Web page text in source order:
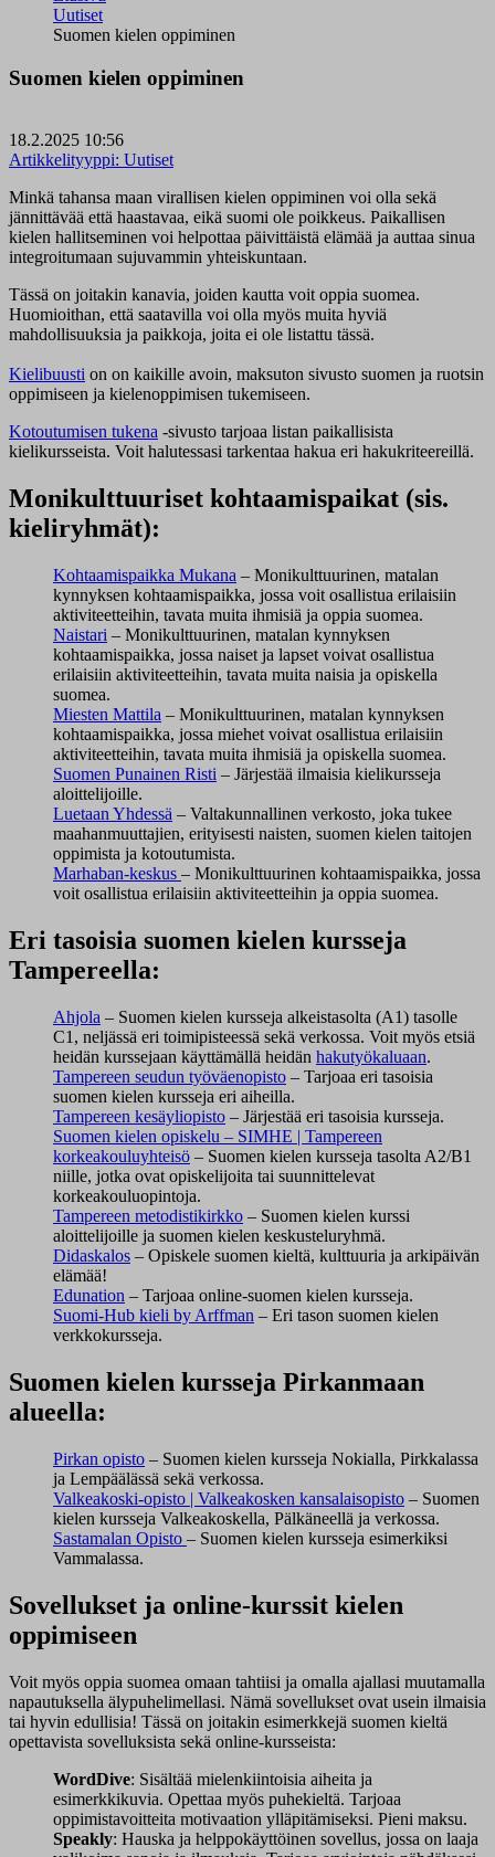
Uutiset
Suomen kielen oppiminen
Suomen kielen oppiminen
18.2.2025 10:56
Artikkelityyppi: Uutiset
Minkä tahansa maan virallisen kielen oppiminen voi olla sekä
jännittävää että haastavaa, eikä suomi ole poikkeus. Paikallisen
kielen hallitseminen voi helpottaa päivittäistä elämää ja auttaa sinua
integroitumaan sujuvammin yhteiskuntaan.
Tässä on joitakin kanavia, joiden kautta voit oppia suomea.
Huomioithan, että saatavilla voi olla myös muita hyviä
mahdollisuuksia ja paikkoja, joita ei ole listattu tässä.
Kielibuusti on on kaikille avoin, maksuton sivusto suomen ja ruotsin
oppimiseen ja kielenoppimisen tukemiseen.
Kotoutumisen tukena -sivusto tarjoaa listan paikallisista
kielikursseista. Voit halutessasi tarkentaa hakua eri hakukriteereillä.
Monikulttuuriset kohtaamispaikat (sis.
kieliryhmät):
Kohtaamispaikka Mukana – Monikulttuurinen, matalan
kynnyksen kohtaamispaikka, jossa voit osallistua erilaisiin
aktiviteetteihin, tavata muita ihmisiä ja oppia suomea.
Naistari – Monikulttuurinen, matalan kynnyksen
kohtaamispaikka, jossa naiset ja lapset voivat osallistua
erilaisiin aktiviteetteihin, tavata muita naisia ja opiskella
suomea.
Miesten Mattila – Monikulttuurinen, matalan kynnyksen
kohtaamispaikka, jossa miehet voivat osallistua erilaisiin
aktiviteetteihin, tavata muita ihmisiä ja opiskella suomea.
Suomen Punainen Risti – Järjestää ilmaisia kielikursseja
aloittelijoille.
Luetaan Yhdessä – Valtakunnallinen verkosto, joka tukee
maahanmuuttajien, erityisesti naisten, suomen kielen taitojen
oppimista ja kotoutumista.
Marhaban-keskus – Monikulttuurinen kohtaamispaikka, jossa
voit osallistua erilaisiin aktiviteetteihin ja oppia suomea.
Eri tasoisia suomen kielen kursseja
Tampereella:
Ahjola – Suomen kielen kursseja alkeistasolta (A1) tasolle
C1, neljässä eri toimipisteessä sekä verkossa. Voit myös etsiä
heidän kurssejaan käyttämällä heidän hakutyökaluaan.
Tampereen seudun työväenopisto – Tarjoaa eri tasoisia
suomen kielen kursseja eri aiheilla.
Tampereen kesäyliopisto – Järjestää eri tasoisia kursseja.
Suomen kielen opiskelu – SIMHE | Tampereen
korkeakouluyhteisö – Suomen kielen kursseja tasolta A2/B1
niille, jotka ovat opiskelijoita tai suunnittelevat
korkeakouluopintoja.
Tampereen metodistikirkko – Suomen kielen kurssi
aloittelijoille ja suomen kielen keskusteluryhmä.
Didaskalos – Opiskele suomen kieltä, kulttuuria ja arkipäivän
elämää!
Edunation – Tarjoaa online-suomen kielen kursseja.
Suomi-Hub kieli by Arffman – Eri tason suomen kielen
verkkokursseja.
Suomen kielen kursseja Pirkanmaan
alueella:
Pirkan opisto – Suomen kielen kursseja Nokialla, Pirkkalassa
ja Lempäälässä sekä verkossa.
Valkeakoski-opisto | Valkeakosken kansalaisopisto – Suomen
kielen kursseja Valkeakoskella, Pälkäneellä ja verkossa.
Sastamalan Opisto – Suomen kielen kursseja esimerkiksi
Vammalassa.
Sovellukset ja online-kurssit kielen
oppimiseen
Voit myös oppia suomea omaan tahtiisi ja omalla ajallasi muutamalla
napautuksella älypuhelimellasi. Nämä sovellukset ovat usein ilmaisia
tai hyvin edullisia! Tässä on joitakin esimerkkejä suomen kieltä
opettavista sovelluksista sekä online-kursseista:
WordDive: Sisältää mielenkiintoisia aiheita ja
esimerkkikuvia. Opettaa myös puhekieltä. Tarjoaa
oppimistavoitteita motivaation ylläpitämiseksi. Pieni maksu.
Speakly: Hauska ja helppokäyttöinen sovellus, jossa on laaja